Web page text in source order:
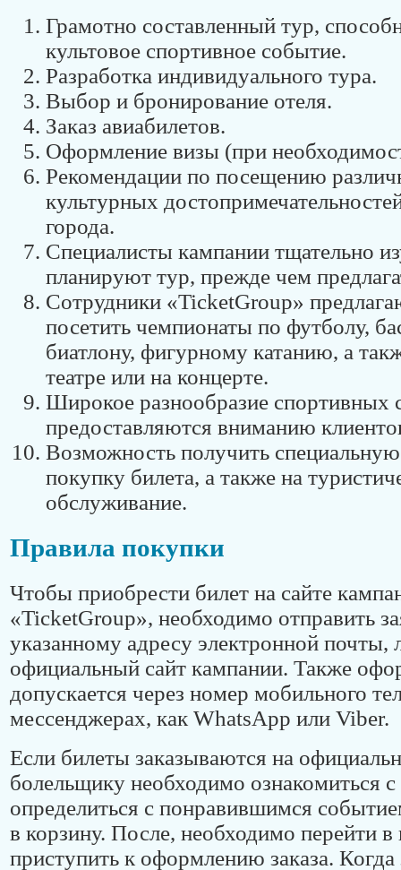
Грамотно составленный тур,
культовое спортивное событие.
Разработка индивидуального тура.
Выбор и бронирование отеля.
Заказ авиабилетов.
Оформление визы (при
Рекомендации по посещению
культурных
города.
Специалисты кампании тщательно
планируют тур, прежде чем
Сотрудники «TicketGroup»
посетить чемпионаты по футболу,
биатлону, фигурному катанию, а
театре или на концерте.
Широкое разнообразие спортивных
предоставляются вниманию
Возможность получить
покупку билета, а также на
обслуживание.
Правила покупки
Чтобы приобрести билет на сайте
«TicketGroup», необходимо отправить
указанному адресу электронной почты,
официальный сайт кампании. Также
допускается через номер мобильного
мессенджерах, как WhatsApp или Viber.
Если билеты заказываются на
болельщику необходимо ознакомиться
определиться с понравившимся
в корзину. После, необходимо перейти в
приступить к оформлению заказа. Когда